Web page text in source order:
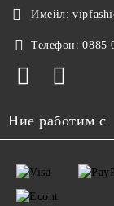
Имейл:
Телефон: 0885
Ние работим с